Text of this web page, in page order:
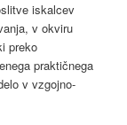
iskalcev
v okviru
preko
praktičnega
v vzgojno-